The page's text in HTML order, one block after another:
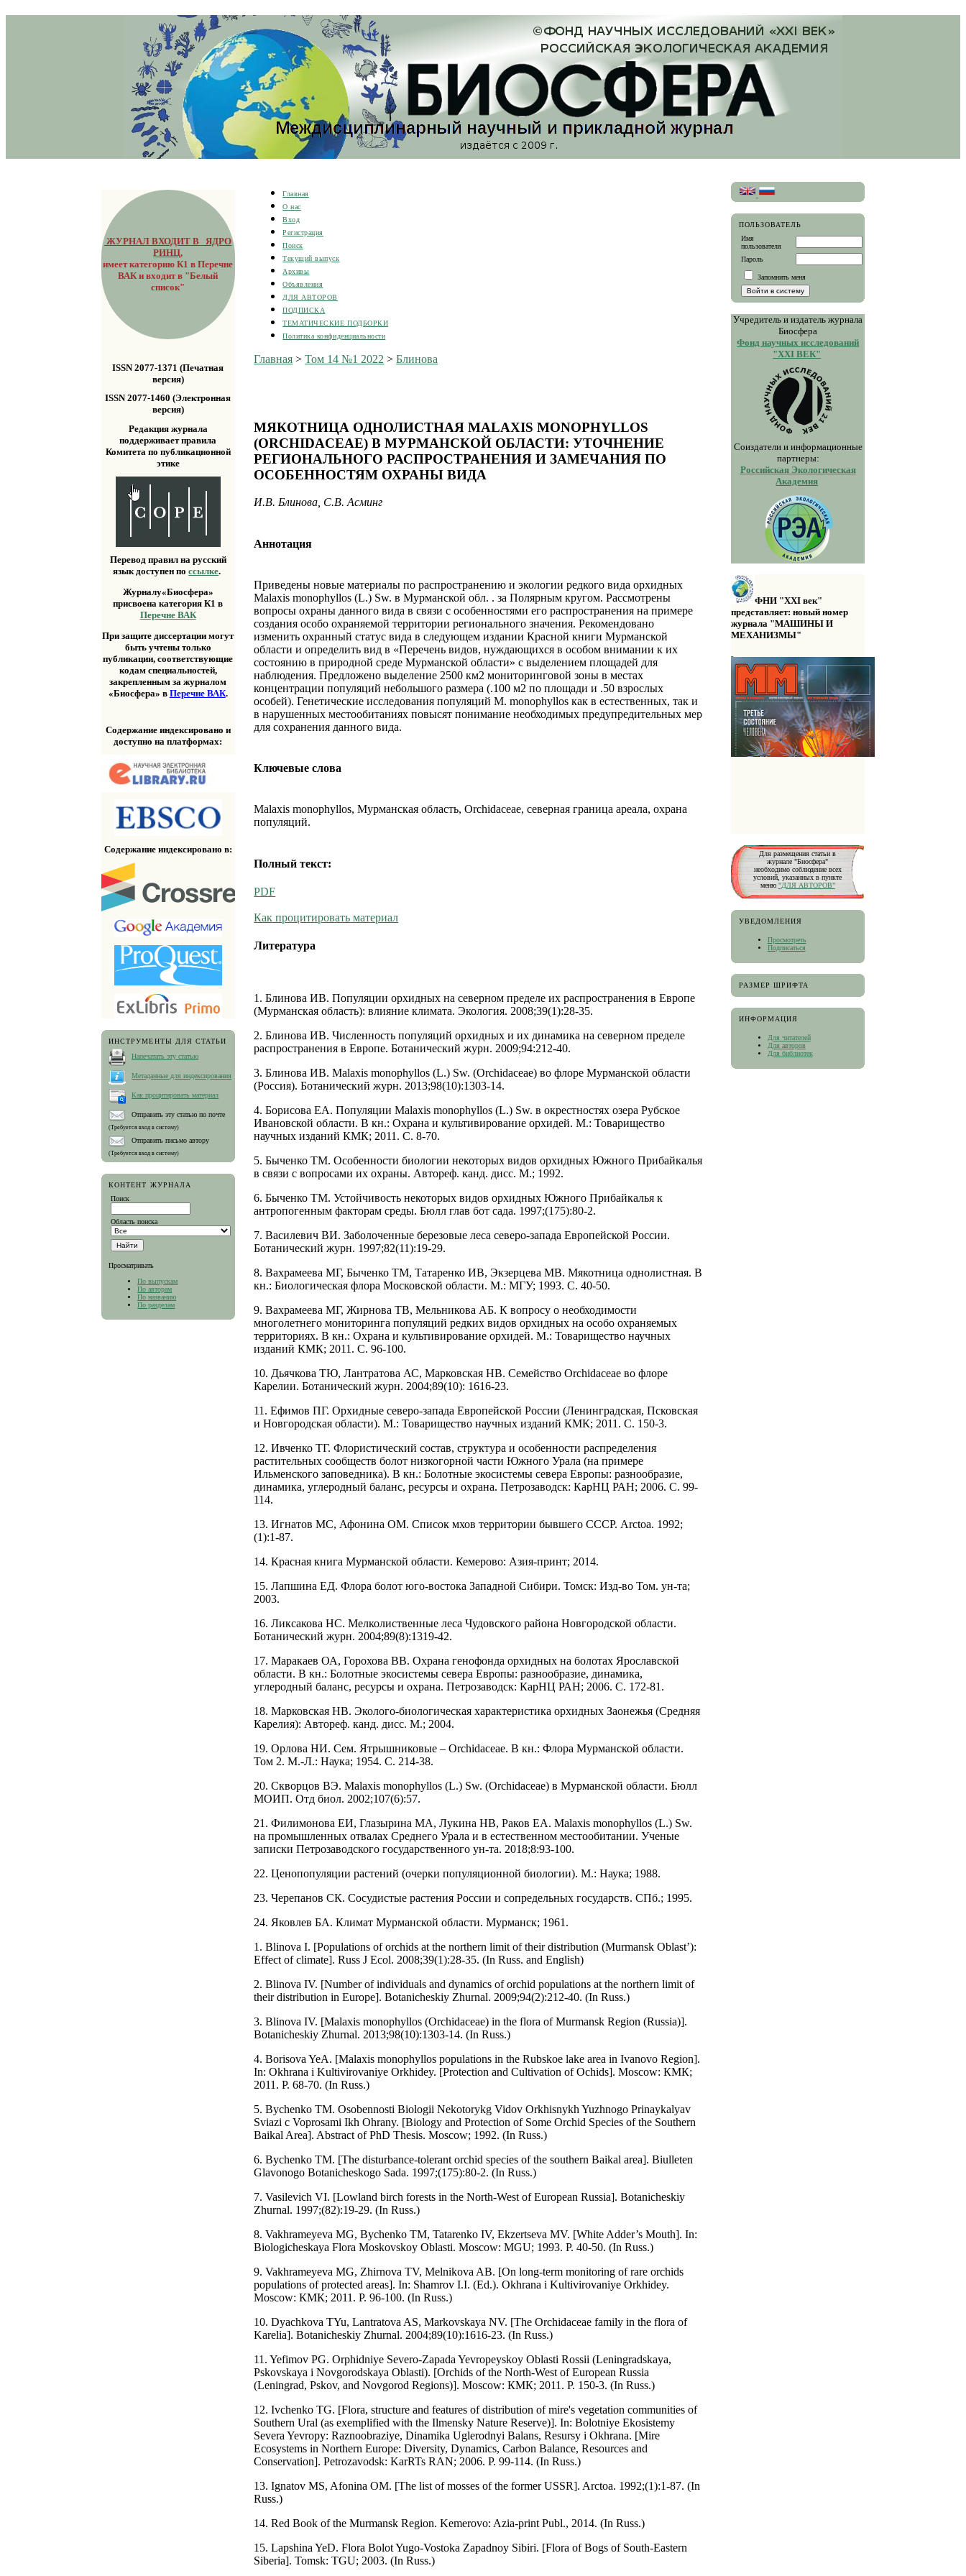
ЖУРНАЛ ВХОДИТ В ЯДРО
РИНЦ,
имеет категорию К1 в Перечне
ВАК и входит в "Белый
список"
ISSN 2077-1371 (Печатная
версия)
ISSN 2077-1460 (Электронная
версия)
Редакция журнала
поддерживает правила
Комитета по публикационной
этике
Перевод правил на русский
язык доступен поссылке.
Журналу«Биосфера»
присвоена категория К1 в
Перечне ВАК
При защите диссертации могут
быть учтены только
публикации, соответствующие
кодам специальностей,
закрепленным за журналом
«Биосфера» в Перечне ВАК.
Содержание индексировано и
доступно на платформах:
Содержание индексировано в:
ИНСТРУМЕНТЫ ДЛЯ СТАТЬИ
Напечатать эту статью
Метаданные для индексирования
Как процитировать материал
Отправить эту статью по почте
(Требуется вход в систему)
Отправить письмо автору
(Требуется вход в систему)
КОНТЕНТ ЖУРНАЛА
Поиск
Область поиска
Просматривать
По выпускам
По авторам
По названию
По разделам
ПОЛЬЗОВАТЕЛЬ
Имя
пользователя
Пароль
Запомнить меня
Учредитель и издатель журнала
Биосфера
Фонд научных исследований
"XXI ВЕК"
Соиздатели и информационные
партнеры:
Российская Экологическая
Академия
ФНИ "XXI век"
представляет: новый номер
журнала "МАШИНЫ И
МЕХАНИЗМЫ"
Для размещения статьи в
журнале "Биосфера"
необходимо соблюдение всех
условий, указанных в пункте
меню "ДЛЯ АВТОРОВ"
УВЕДОМЛЕНИЯ
Просмотреть
Подписаться
РАЗМЕР ШРИФТА
ИНФОРМАЦИЯ
Для читателей
Для авторов
Для библиотек
Главная
О нас
Вход
Регистрация
Поиск
Текущий выпуск
Архивы
Объявления
ДЛЯ АВТОРОВ
ПОДПИСКА
ТЕМАТИЧЕСКИЕ ПОДБОРКИ
Политика конфиденциальности
Главная >Том 14 №1 2022 >Блинова
МЯКОТНИЦА ОДНОЛИСТНАЯ MALAXIS MONOPHYLLOS
(ORCHIDACEAE) В МУРМАНСКОЙ ОБЛАСТИ: УТОЧНЕНИЕ
РЕГИОНАЛЬНОГО РАСПРОСТРАНЕНИЯ И ЗАМЕЧАНИЯ ПО
ОСОБЕННОСТЯМ ОХРАНЫ ВИДА
И.В. Блинова, С.В. Асминг
Аннотация
Приведены новые материалы по распространению и экологии редкого вида орхидных
Malaxis monophyllos (L.) Sw. в Мурманской обл. . за Полярным кругом. Рассмотрены
вопросы охраны данного вида в связи с особенностями его распространения на примере
создания особо охраняемой территории регионального значения. Рекомендовано
изменить охранный статус вида в следующем издании Красной книги Мурманской
области и определить вид в «Перечень видов, нуждающихся в особом внимании к их
состоянию в природной среде Мурманской области» с выделением площадей для
наблюдения. Предложено выделение 2500 км2 мониторинговой зоны в местах
концентрации популяций небольшого размера (.100 м2 по площади и .50 взрослых
особей). Генетические исследования популяций M. monophyllos как в естественных, так и
в нарушенных местообитаниях повысят понимание необходимых предупредительных мер
для сохранения данного вида.
Ключевые слова
Malaxis monophyllos, Мурманская область, Orchidaceae, северная граница ареала, охрана
популяций.
Полный текст:
PDF
Как процитировать материал
Литература
1. Блинова ИВ. Популяции орхидных на северном пределе их распространения в Европе
(Мурманская область): влияние климата. Экология. 2008;39(1):28-35.
2. Блинова ИВ. Численность популяций орхидных и их динамика на северном пределе
распространения в Европе. Ботанический журн. 2009;94:212-40.
3. Блинова ИВ. Malaxis monophyllos (L.) Sw. (Orchidaceae) во флоре Мурманской области
(Россия). Ботанический журн. 2013;98(10):1303-14.
4. Борисова ЕА. Популяции Malaxis monophyllos (L.) Sw. в окрестностях озера Рубское
Ивановской области. В кн.: Охрана и культивирование орхидей. М.: Товарищество
научных изданий КМК; 2011. C. 8-70.
5. Быченко ТМ. Особенности биологии некоторых видов орхидных Южного Прибайкалья
в связи с вопросами их охраны. Автореф. канд. дисс. М.; 1992.
6. Быченко ТМ. Устойчивость некоторых видов орхидных Южного Прибайкалья к
антропогенным факторам среды. Бюлл глав бот сада. 1997;(175):80-2.
7. Василевич ВИ. Заболоченные березовые леса северо-запада Европейской России.
Ботанический журн. 1997;82(11):19-29.
8. Вахрамеева МГ, Быченко ТМ, Татаренко ИВ, Экзерцева МВ. Мякотница однолистная. В
кн.: Биологическая флора Московской области. М.: МГУ; 1993. С. 40-50.
9. Вахрамеева МГ, Жирнова ТВ, Мельникова АБ. К вопросу о необходимости
многолетнего мониторинга популяций редких видов орхидных на особо охраняемых
территориях. В кн.: Охрана и культивирование орхидей. М.: Товарищество научных
изданий КМК; 2011. С. 96-100.
10. Дьячкова ТЮ, Лантратова АС, Марковская НВ. Семейство Orchidaceae во флоре
Карелии. Ботанический журн. 2004;89(10): 1616-23.
11. Ефимов ПГ. Орхидные северо-запада Европейской России (Ленинградская, Псковская
и Новгородская области). М.: Товарищество научных изданий КМК; 2011. С. 150-3.
12. Ивченко ТГ. Флористический состав, структура и особенности распределения
растительных сообществ болот низкогорной части Южного Урала (на примере
Ильменского заповедника). В кн.: Болотные экосистемы севера Европы: разнообразие,
динамика, углеродный баланс, ресурсы и охрана. Петрозаводск: КарНЦ РАН; 2006. С. 99-
114.
13. Игнатов МС, Афонина ОМ. Список мхов территории бывшего СССР. Arctoa. 1992;
(1):1-87.
14. Красная книга Мурманской области. Кемерово: Азия-принт; 2014.
15. Лапшина ЕД. Флора болот юго-востока Западной Сибири. Томск: Изд-во Том. ун-та;
2003.
16. Ликсакова НС. Мелколиственные леса Чудовского района Новгородской области.
Ботанический журн. 2004;89(8):1319-42.
17. Маракаев ОА, Горохова ВВ. Охрана генофонда орхидных на болотах Ярославской
области. В кн.: Болотные экосистемы севера Европы: разнообразие, динамика,
углеродный баланс, ресурсы и охрана. Петрозаводск: КарНЦ РАН; 2006. С. 172-81.
18. Марковская НВ. Эколого-биологическая характеристика орхидных Заонежья (Средняя
Карелия): Автореф. канд. дисс. М.; 2004.
19. Орлова НИ. Сем. Ятрышниковые – Orchidaceae. В кн.: Флора Мурманской области.
Том 2. М.-Л.: Наука; 1954. С. 214-38.
20. Скворцов ВЭ. Malaxis monophyllos (L.) Sw. (Orchidaceae) в Мурманской области. Бюлл
МОИП. Отд биол. 2002;107(6):57.
21. Филимонова ЕИ, Глазырина МА, Лукина НВ, Раков ЕА. Malaxis monophyllos (L.) Sw.
на промышленных отвалах Среднего Урала и в естественном местообитании. Ученые
записки Петрозаводского государственного ун-та. 2018;8:93-100.
22. Ценопопуляции растений (очерки популяционной биологии). М.: Наука; 1988.
23. Черепанов СК. Сосудистые растения России и сопредельных государств. СПб.; 1995.
24. Яковлев БА. Климат Мурманской области. Мурманск; 1961.
1. Blinova I. [Populations of orchids at the northern limit of their distribution (Murmansk Oblast’):
Effect of climate]. Russ J Ecol. 2008;39(1):28-35. (In Russ. and English)
2. Blinova IV. [Number of individuals and dynamics of orchid populations at the northern limit of
their distribution in Europe]. Botanicheskiy Zhurnal. 2009;94(2):212-40. (In Russ.)
3. Blinova IV. [Malaxis monophyllos (Orchidaceae) in the flora of Murmansk Region (Russia)].
Botanicheskiy Zhurnal. 2013;98(10):1303-14. (In Russ.)
4. Borisova YeA. [Malaxis monophyllos populations in the Rubskoe lake area in Ivanovo Region].
In: Okhrana i Kultivirovaniye Orkhidey. [Protection and Cultivation of Ochids]. Мoscow: КМК;
2011. P. 68-70. (In Russ.)
5. Bychenko TM. Osobennosti Biologii Nekotorykg Vidov Orkhisnykh Yuzhnogo Prinaykalyav
Sviazi c Voprosami Ikh Ohrany. [Biology and Protection of Some Orchid Species of the Southern
Baikal Area]. Abstract of PhD Thesis. Мoscow; 1992. (In Russ.)
6. Bychenko TM. [The disturbance-tolerant orchid species of the southern Baikal area]. Biulleten
Glavonogo Botanicheskogo Sada. 1997;(175):80-2. (In Russ.)
7. Vasilevich VI. [Lowland birch forests in the North-West of European Russia]. Botanicheskiy
Zhurnal. 1997;(82):19-29. (In Russ.)
8. Vakhrameyeva MG, Bychenko TM, Tatarenko IV, Ekzertseva MV. [White Adder’s Mouth]. In:
Biologicheskaya Flora Moskovskoy Oblasti. Moscow: MGU; 1993. P. 40-50. (In Russ.)
9. Vakhrameyeva MG, Zhirnova TV, Melnikova AB. [On long-term monitoring of rare orchids
populations of protected areas]. In: Shamrov I.I. (Ed.). Okhrana i Kultivirovaniye Orkhidey.
Мoscow: КМК; 2011. P. 96-100. (In Russ.)
10. Dyachkova TYu, Lantratova AS, Markovskaya NV. [The Orchidaceae family in the flora of
Karelia]. Botanicheskiy Zhurnal. 2004;89(10):1616-23. (In Russ.)
11. Yefimov PG. Orphidniye Severo-Zapada Yevropeyskoy Oblasti Rossii (Leningradskaya,
Pskovskaya i Novgorodskaya Oblasti). [Orchids of the North-West of European Russia
(Leningrad, Pskov, and Novgorod Regions)]. Мoscow: КМК; 2011. P. 150-3. (In Russ.)
12. Ivchenko TG. [Flora, structure and features of distribution of mire's vegetation communities of
Southern Ural (as exemplified with the Ilmensky Nature Reserve)]. In: Bolotniye Ekosistemy
Severa Yevropy: Raznoobraziye, Dinamika Uglerodnyi Balans, Resursy i Okhrana. [Mire
Ecosystems in Northern Europe: Diversity, Dynamics, Carbon Balance, Resources and
Conservation]. Petrozavodsk: KarRTs RAN; 2006. P. 99-114. (In Russ.)
13. Ignatov MS, Afonina OM. [The list of mosses of the former USSR]. Arctoa. 1992;(1):1-87. (In
Russ.)
14. Red Book of the Murmansk Region. Kemerovo: Azia-print Publ., 2014. (In Russ.)
15. Lapshina YeD. Flora Bolot Yugo-Vostoka Zapadnoy Sibiri. [Flora of Bogs of South-Eastern
Siberia]. Tomsk: TGU; 2003. (In Russ.)